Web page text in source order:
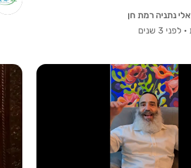
נתניה רמת חן
· לפני 3 שנים